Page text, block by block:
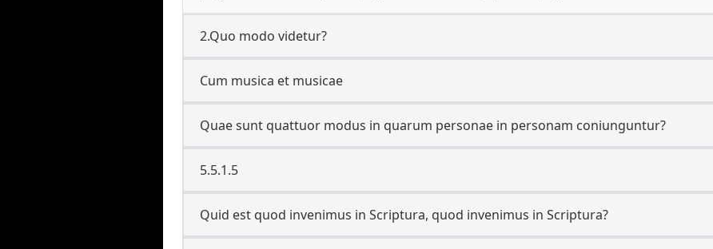
2.Quo modo videtur?
Cum musica et musicae
Quae sunt quattuor modus in quarum personae in personam coniunguntur?
5.5.1.5
Quid est quod invenimus in Scriptura, quod invenimus in Scriptura?